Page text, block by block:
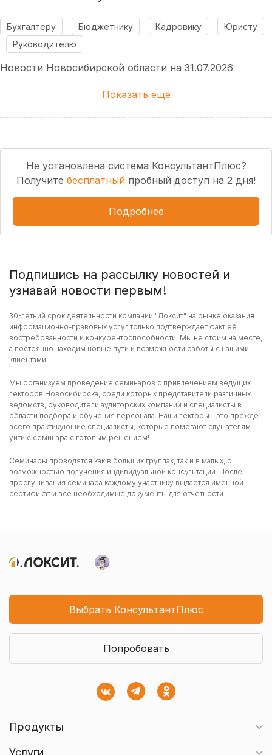
Бухгалтеру Бюджетнику Кадровику
Юристу
Руководителю
Новости Новосибирской области на 31.07.2026
Показать еще
Не установлена система КонсультантПлюс?
Получите бесплатный пробный доступ на 2 дня!
Подробнее
Подпишись на рассылку новостей и
узнавай новости первым!
30-летний срок деятельности компании "Локсит" на рынке оказания
информационно-правовых услуг только подтверждает факт её
востребованности и конкурентоспособности. Мы не стоим на месте,
а постоянно находим новые пути и возможности работы с нашими
клиентами.
Мы организуем проведение семинаров с привлечением ведущих
лекторов Новосибирска, среди которых представители различных
ведомств, руководители аудиторских компаний и специалисты в
области подбора и обучения персонала. Наши лекторы - это прежде
всего практикующие специалисты, которые помогают слушателям
уйти с семинара с готовым решением!
Семинары проводятся как в больших группах, так и в малых, с
возможностью получения индивидуальной консультации. После
прослушивания семинара каждому участнику выдаётся именной
сертификат и все необходимые документы для отчётности.
Выбрать КонсультантПлюс
Попробовать
Продукты
Услуги